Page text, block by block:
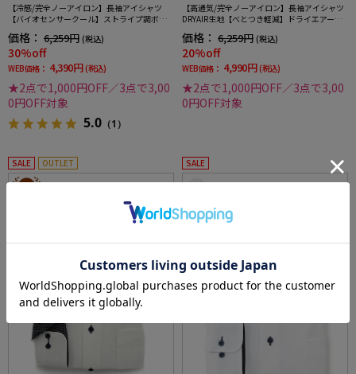
【冷感/完全ノーアイロン】長袖アイシャツ
【バイオセンサークール】ストライプ調ボタ
効果吸汗速乾ワイシャツ春夏
価格： 6,259円 (税込)
30%off
WEB価格： 4,390円 (税込)
★2点で1,000円OFF／3点で3,00
0円OFF対象
5.0 （1）
【高通気/完全ノーアイロン】長袖アイシャツ
DRYAIR生地【べとつき軽減】ドライエアー刺
トレッチ防汚効果吸汗速乾ワイシャツ春夏
価格： 6,259円 (税込)
20%off
WEB価格： 4,990円 (税込)
★2点で1,000円OFF／3点で3,00
0円OFF対象
SALE OUTLET
3
SALE
4